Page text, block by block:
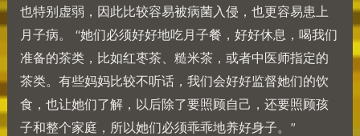
也特别虚弱，因此比较容易被病菌入侵，也更容易患上
月子病。 “她们必须好好地吃月子餐，好好休息，喝我们
准备的茶类，比如红枣茶、糙米茶，或者中医师指定的
茶类。有些妈妈比较不听话，我们会好好监督她们的饮
食，也让她们了解，以后除了要照顾自己，还要照顾孩
子和整个家庭，所以她们必须乖乖地养好身子。”